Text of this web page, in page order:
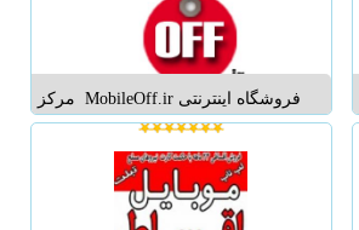
فروشگاه اینترنتی MobileOff.ir مرکز
پخش انواع موبایل و تبلت به صورت
آنلاین، نمایندگی انحصاری موبایل
GFive در ایران، فروش ویژه گوشی
های MINYATOR M4 با قیمت استثنایی